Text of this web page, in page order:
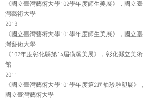
《國立臺灣藝術大學102學年度師生美展》，國立臺
灣藝術大學
2013
《國立臺灣藝術大學101學年度師生美展》，國立臺
灣藝術大學
《102年度彰化縣第14屆磺溪美展》，彰化縣立美術
館
2011
《國立臺灣藝術大學101學年度第2屆袖珍雕塑展》，
國立臺灣藝術大學